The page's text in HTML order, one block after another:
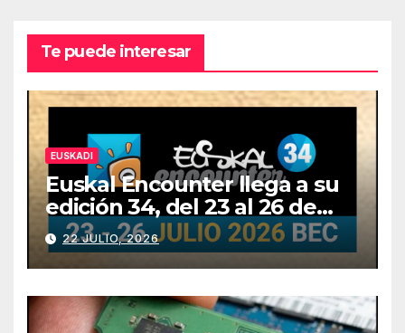
Te puede interesar
EUSKADI
Euskal Encounter llega a su
edición 34, del 23 al 26 de
julio
22 JULIO, 2026